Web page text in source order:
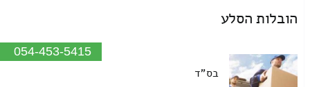
הובלות הסלע
054-453-5415
בס"ד